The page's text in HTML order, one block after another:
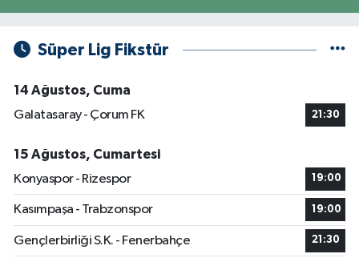
Süper Lig Fikstür
14 Ağustos, Cuma
Galatasaray - Çorum FK
21:30
15 Ağustos, Cumartesi
Konyaspor - Rizespor
19:00
Kasımpaşa - Trabzonspor 19:00
Gençlerbirliği S.K. - Fenerbahçe 21:30